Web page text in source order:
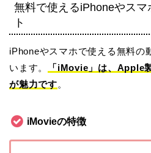
無料で使えるiPhoneやス
ト
iPhoneやスマホで使える無料の
います。
「iMovie」は、Apple
が魅力です。
iMovieの特徴